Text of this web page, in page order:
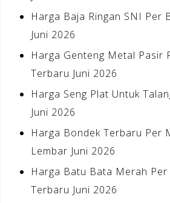
Harga Baja Ringan SNI Per
Juni 2026
Harga Genteng Metal Pasir
Terbaru Juni 2026
Harga Seng Plat Untuk
Juni 2026
Harga Bondek Terbaru Per
Lembar Juni 2026
Harga Batu Bata Merah
Terbaru Juni 2026